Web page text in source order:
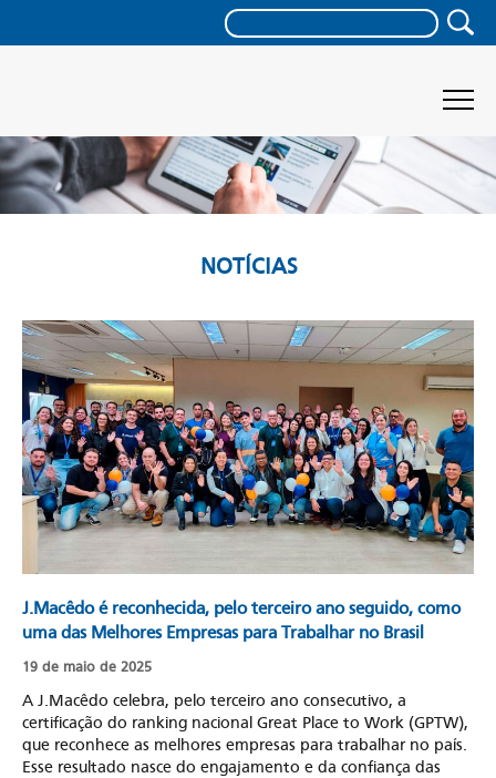
NOTÍCIAS
J.Macêdo é reconhecida, pelo terceiro ano seguido, como
uma das Melhores Empresas para Trabalhar no Brasil
19 de maio de 2025
A J.Macêdo celebra, pelo terceiro ano consecutivo, a
certificação do ranking nacional Great Place to Work (GPTW),
que reconhece as melhores empresas para trabalhar no país.
Esse resultado nasce do engajamento e da confiança das